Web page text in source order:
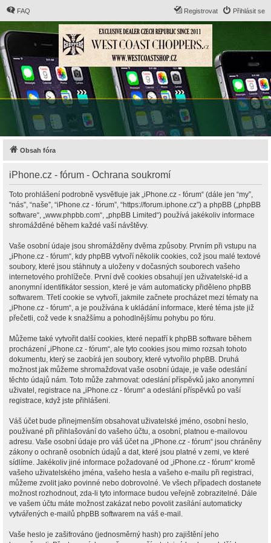
FAQ Přihlásit se
Registrovat
Obsah fóra
iPhone.cz - fórum - Ochrana soukromí
Toto prohlášení podrobně vysvětluje jak „iPhone.cz - fórum“ (dále jen “my”,
“nás”, “naše”, “iPhone.cz - fórum”, “https://forum.iphone.cz”) a phpBB („phpBB
software“, „www.phpbb.com“, „phpBB Limited“) používá jakékoliv informace
shromážděné během každé vaší návštěvy.
Vaše osobní údaje jsou shromážděny dvěma způsoby. Prvním při vstupu na
„iPhone.cz - fórum“, kdy phpBB vytvoří několik cookies, což jsou malé textové
soubory, které jsou stáhnuty a uloženy v dočasných souborech vašeho
internetového prohlížeče. První dvě cookies obsahují jen uživatelské-id a
anonymní identifikátor session, které je vám automaticky přiděleno phpBB
softwarem. Třetí cookie se vytvoří, jakmile začnete procházet mezi tématy na
„iPhone.cz - fórum“, a je používána k ukládání informace, které téma jste již
přečetli, což vede k snažšímu a pohodlnějšímu pohybu po fóru.
Můžeme také vytvořit další cookies, které nepatří k phpBB software během
procházení „iPhone.cz - fórum“, ale tyto cookies jsou mimo rozsah tohoto
dokumentu, který se zaobírá jen soubory, které vytvořilo phpBB. Druhá
možnost jak můžeme shromažďovat vaše osobní údaje, je vaše odeslání
těchto údajů nám. Toto může zahrnovat: odeslání příspěvků jako anonymní
uživatel, registrace na „iPhone.cz - fórum“ a odeslání příspěvků po vaší
registrace, když jste přihlášeni.
Váš účet bude přinejmenším obsahovat uživatelské jméno, osobní heslo,
používané při přihlašování do vašeho účtu, a osobní, platnou e-mailovou
adresu. Vaše osobní údaje pro váš účet na „iPhone.cz - fórum“ jsou chráněny
zákony o ochraně osobních údajů a dat, které jsou platné v zemi, ve které
sídlíme. Jakékoliv jiné informace požadované od „iPhone.cz - fórum“ kromě
vašeho uživatelského jména, vašeho hesla a vašeho e-mailu při registraci,
můžeme zvolit jako povinné nebo dobrovolné. Ve všech případech dostanete
možnost rozhodnout, zda-li tyto informace budou veřejně zobrazitelné. Dále
ve vašem účtu máte možnost zakázat nebo povolit zasílání automaticky
vytvářených e-mailů phpBB softwarem na váš e-mail.
Vaše heslo je zašifrováno (jednosměrný hash) pro zajištění jeho